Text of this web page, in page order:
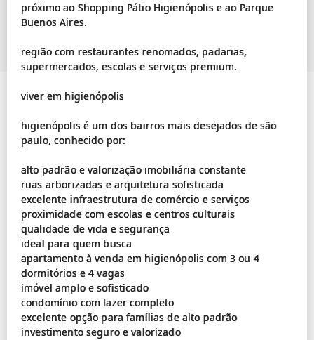
próximo ao Shopping Pátio Higienópolis e ao Parque
Buenos Aires.
região com restaurantes renomados, padarias,
supermercados, escolas e serviços premium.
viver em higienópolis
higienópolis é um dos bairros mais desejados de são
paulo, conhecido por:
alto padrão e valorização imobiliária constante
ruas arborizadas e arquitetura sofisticada
excelente infraestrutura de comércio e serviços
proximidade com escolas e centros culturais
qualidade de vida e segurança
ideal para quem busca
apartamento à venda em higienópolis com 3 ou 4
dormitórios e 4 vagas
imóvel amplo e sofisticado
condomínio com lazer completo
excelente opção para famílias de alto padrão
investimento seguro e valorizado